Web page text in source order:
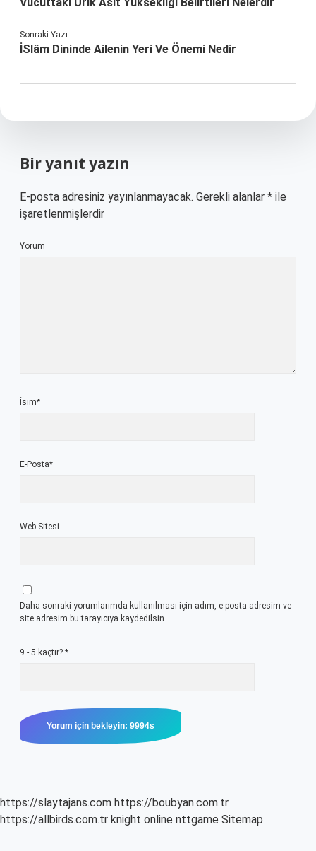
Sonraki Yazı
İSlâm Dininde Ailenin Yeri Ve Önemi Nedir
Bir yanıt yazın
E-posta adresiniz yayınlanmayacak. Gerekli alanlar * ile
işaretlenmişlerdir
Yorum
İsim*
E-Posta*
Web Sitesi
Daha sonraki yorumlarımda kullanılması için adım, e-posta adresim ve
site adresim bu tarayıcıya kaydedilsin.
9 - 5 kaçtır? *
https://slaytajans.com https://boubyan.com.tr
https://allbirds.com.tr knight online nttgame Sitemap